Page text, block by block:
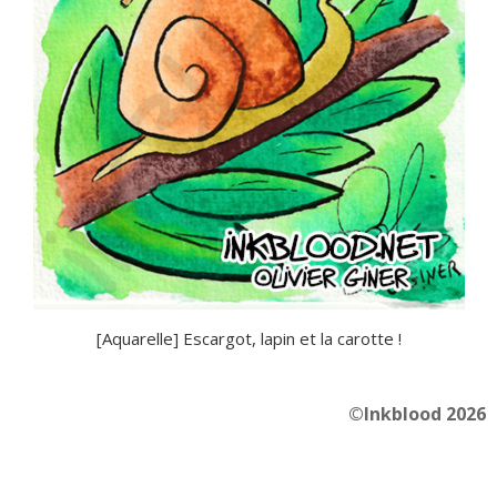
[Aquarelle] Escargot, lapin et la carotte !
©Inkblood 2026